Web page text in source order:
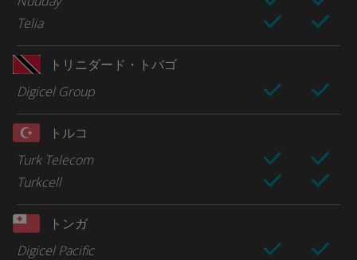
Telia
トリニダード・トバゴ
Digicel Group
トルコ
Turk Telecom
Turkcell
トンガ
Digicel Pacific